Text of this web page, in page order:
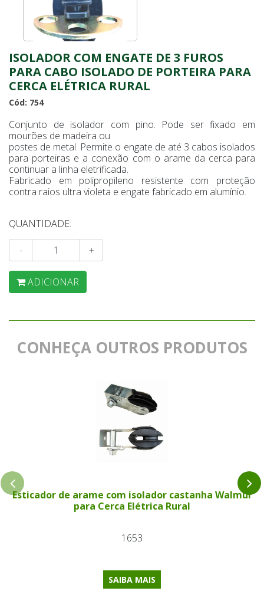
ISOLADOR COM ENGATE DE 3 FUROS
PARA CABO ISOLADO DE PORTEIRA PARA
CERCA ELÉTRICA RURAL
Cód: 754
Conjunto de isolador com pino. Pode ser fixado em
mourões de madeira ou
postes de metal. Permite o engate de até 3 cabos isolados
para porteiras e a conexão com o arame da cerca para
continuar a linha eletrificada.
Fabricado em polipropileno resistente com proteção
contra raios ultra violeta e engate fabricado em alumínio.
QUANTIDADE:
- +
ADICIONAR
CONHEÇA OUTROS PRODUTOS
Esticador de arame com isolador castanha Walmur
para Cerca Elétrica Rural
1653
SAIBA MAIS